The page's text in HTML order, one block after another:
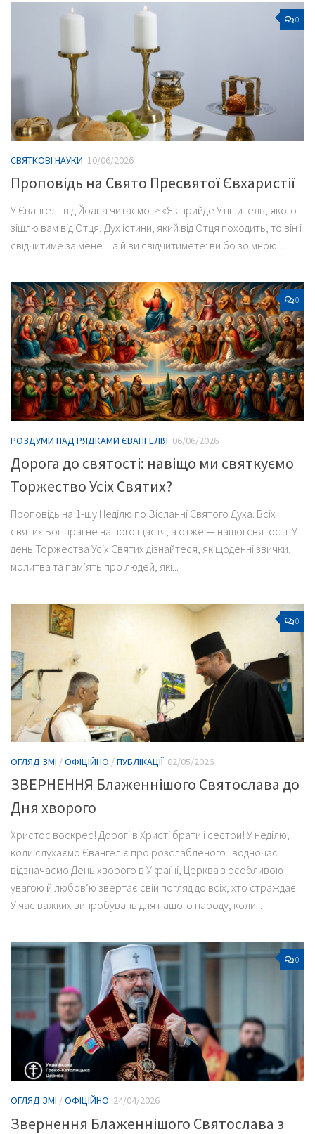
0
СВЯТКОВІ НАУКИ 10/06/2026
Проповідь на Свято Пресвятої Євхаристії
У Євангелії від Йоана читаємо: > «Як прийде Утішитель, якого
зішлю вам від Отця, Дух істини, який від Отця походить, то він і
свідчитиме за мене. Та й ви свідчитимете: ви бо зо мною...
0
РОЗДУМИ НАД РЯДКАМИ ЄВАНГЕЛІЯ 06/06/2026
Дорога до святості: навіщо ми святкуємо
Торжество Усіх Святих?
Проповідь на 1-шу Неділю по Зісланні Святого Духа. Всіх
святих Бог прагне нашого щастя, а отже — нашої святості. У
день Торжества Усіх Святих дізнайтеся, як щоденні звички,
молитва та пам’ять про людей, які...
0
ОГЛЯД ЗМІ /ОФІЦІЙНО /ПУБЛІКАЦІЇ 02/05/2026
ЗВЕРНЕННЯ Блаженнішого Святослава до
Дня хворого
Христос воскрес! Дорогі в Христі брати і сестри! У неділю,
коли слухаємо Євангеліє про розслабленого і водночас
відзначаємо День хворого в Україні, Церква з особливою
увагою й любов’ю звертає свій погляд до всіх, хто страждає.
У час важких випробувань для нашого народу, коли...
0
ОГЛЯД ЗМІ /ОФІЦІЙНО 24/04/2026
Звернення Блаженнішого Святослава з